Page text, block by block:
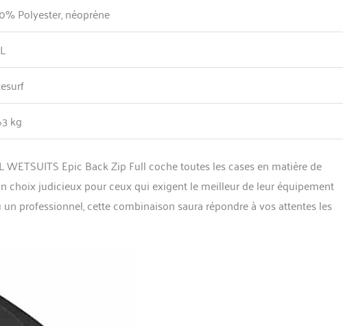
Polyester, néoprène
kg
Epic Back Zip Full coche toutes les cases en matière de
choix judicieux pour ceux qui exigent le meilleur de leur équipement
professionnel, cette combinaison saura répondre à vos attentes les